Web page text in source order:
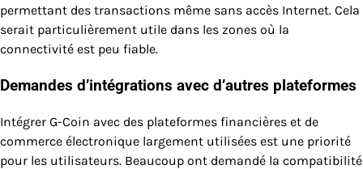
permettant des transactions même sans accès Internet. Cela
serait particulièrement utile dans les zones où la
connectivité est peu fiable.
Demandes d’intégrations avec d’autres plateformes
Intégrer G-Coin avec des plateformes financières et de
commerce électronique largement utilisées est une priorité
pour les utilisateurs. Beaucoup ont demandé la compatibilité